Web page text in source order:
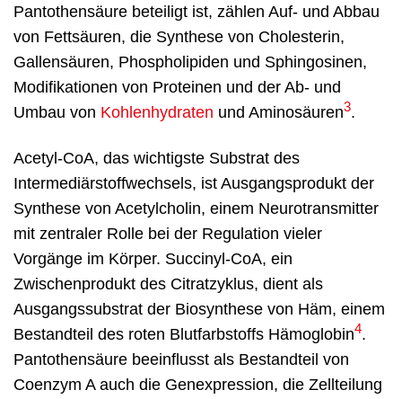
Pantothensäure beteiligt ist, zählen Auf- und Abbau
von Fettsäuren, die Synthese von Cholesterin,
Gallensäuren, Phospholipiden und Sphingosinen,
Modifikationen von Proteinen und der Ab- und
Umbau von Kohlenhydraten und Aminosäuren3.
Acetyl-CoA, das wichtigste Substrat des
Intermediärstoffwechsels, ist Ausgangsprodukt der
Synthese von Acetylcholin, einem Neurotransmitter
mit zentraler Rolle bei der Regulation vieler
Vorgänge im Körper. Succinyl-CoA, ein
Zwischenprodukt des Citratzyklus, dient als
Ausgangssubstrat der Biosynthese von Häm, einem
Bestandteil des roten Blutfarbstoffs Hämoglobin4.
Pantothensäure beeinflusst als Bestandteil von
Coenzym A auch die Genexpression, die Zellteilung